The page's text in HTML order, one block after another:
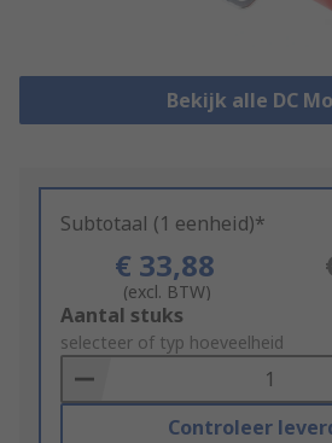
Bekijk alle DC
Subtotaal (1 eenheid)*
€ 33,88
(excl. BTW)
Add
to
Basket
Aantal stuks
selecteer of typ hoeveelheid
Controleer